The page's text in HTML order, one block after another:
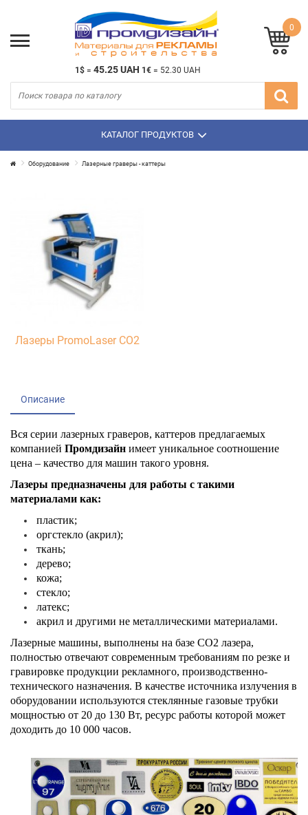
1$ = 45.25 UAH 1€ = 52.30 UAH
0
КАТАЛОГ ПРОДУКТОВ
Оборудование Лазерные граверы - каттеры
Лазеры PromoLaser CO2
Описание
Вся серии лазерных граверов, каттеров предлагаемых
компанией Промдизайн имеет уникальное соотношение
цена – качество для машин такого уровня.
Лазеры предназначены для работы с такими
материалами как:
пластик;
оргстекло (акрил);
ткань;
дерево;
кожа;
стекло;
латекс;
акрил и другими не металлическими материалами.
Лазерные машины, выполнены на базе CO2 лазера,
полностью отвечают современным требованиям по резке и
гравировке продукции рекламного, производственно-
технического назначения. В качестве источника излучения в
оборудовании используются стеклянные газовые трубки
мощностью от 20 до 130 Вт, ресурс работы которой может
доходить до 10 000 часов.